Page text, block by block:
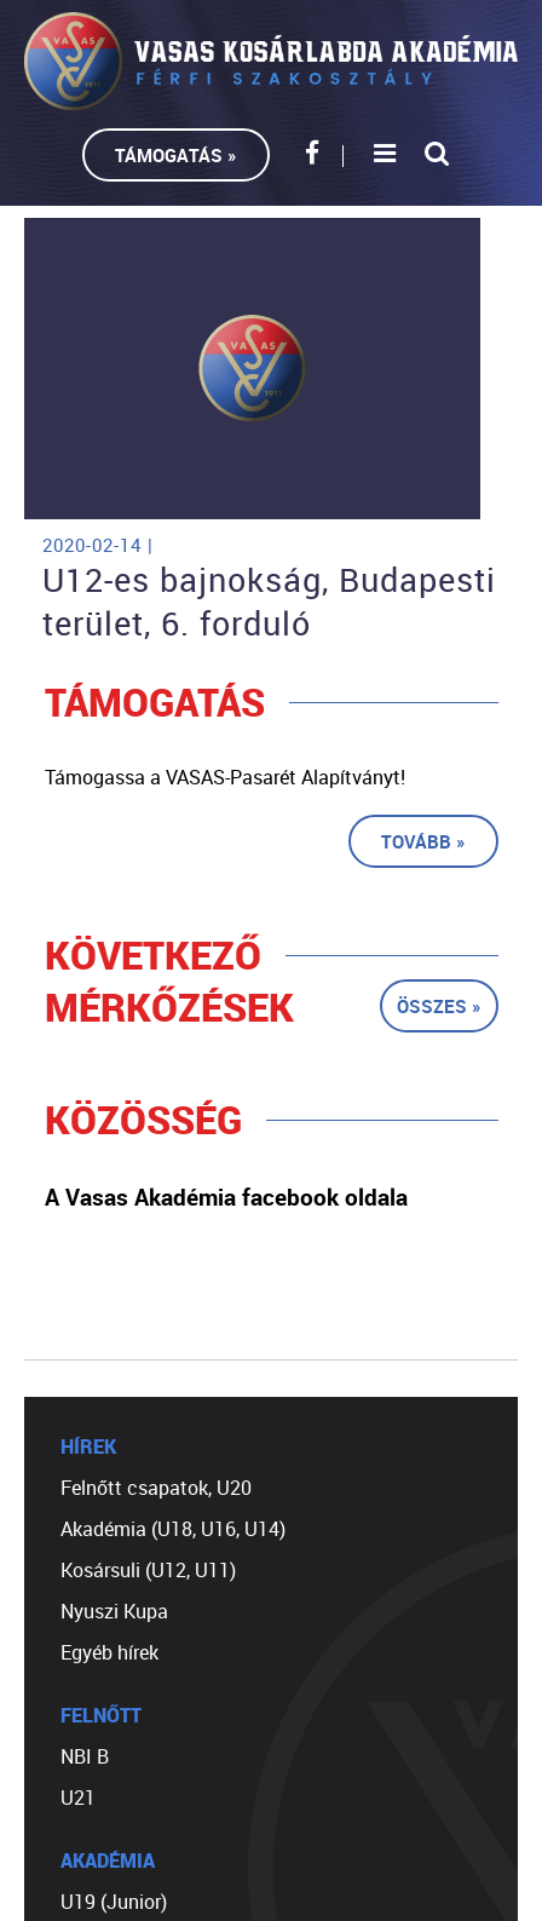
TÁMOGATÁS »
2020-02-14 |
U12-es bajnokság, Budapesti
terület, 6. forduló
TÁMOGATÁS
Támogassa a VASAS-Pasarét Alapítványt!
TOVÁBB »
KÖVETKEZŐ
MÉRKŐZÉSEK
ÖSSZES »
KÖZÖSSÉG
A Vasas Akadémia facebook oldala
HÍREK
Felnőtt csapatok, U20
Akadémia (U18, U16, U14)
Kosársuli (U12, U11)
Nyuszi Kupa
Egyéb hírek
FELNŐTT
NBI B
U21
AKADÉMIA
U19 (Junior)